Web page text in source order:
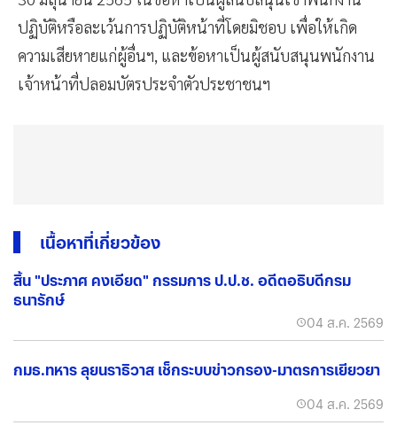
ปฏิบัติหรือละเว้นการปฏิบัติหน้าที่โดยมิชอบ เพื่อให้เกิด
ความเสียหายแก่ผู้อื่นฯ, และข้อหาเป็นผู้สนับสนุนพนักงาน
เจ้าหน้าที่ปลอมบัตรประจำตัวประชาชนฯ
เนื้อหาที่เกี่ยวข้อง
สิ้น "ประภาศ คงเอียด" กรรมการ ป.ป.ช. อดีตอธิบดีกรม
ธนารักษ์
04 ส.ค. 2569
กมธ.ทหาร ลุยนราธิวาส เช็กระบบข่าวกรอง-มาตรการเยียวยา
04 ส.ค. 2569